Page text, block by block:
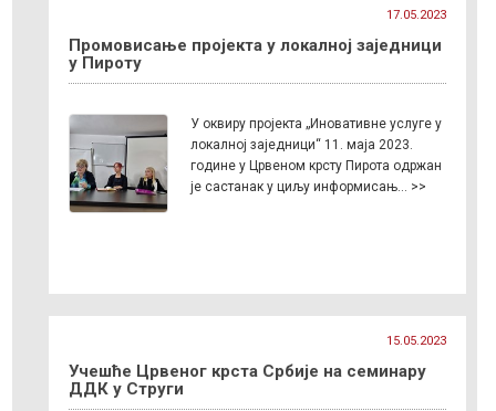
17.05.2023
Промовисање пројекта у локалној заједници
у Пироту
У оквиру пројекта „Иновативне услуге у
локалној заједници“ 11. маја 2023.
године у Црвеном крсту Пирота одржан
је састанак у циљу информисањ… >>
15.05.2023
Учешће Црвеног крста Србије на семинару
ДДК у Струги